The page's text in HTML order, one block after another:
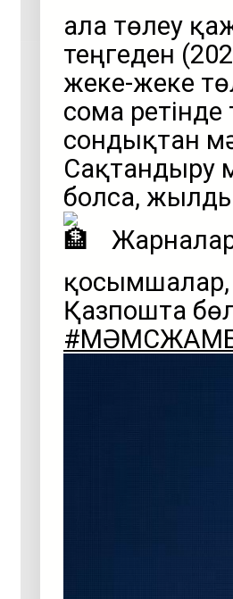
ала төлеу
теңгеден
жеке-жеке
сома
сондықтан
Сақтандыру
болса,
Қазпошта